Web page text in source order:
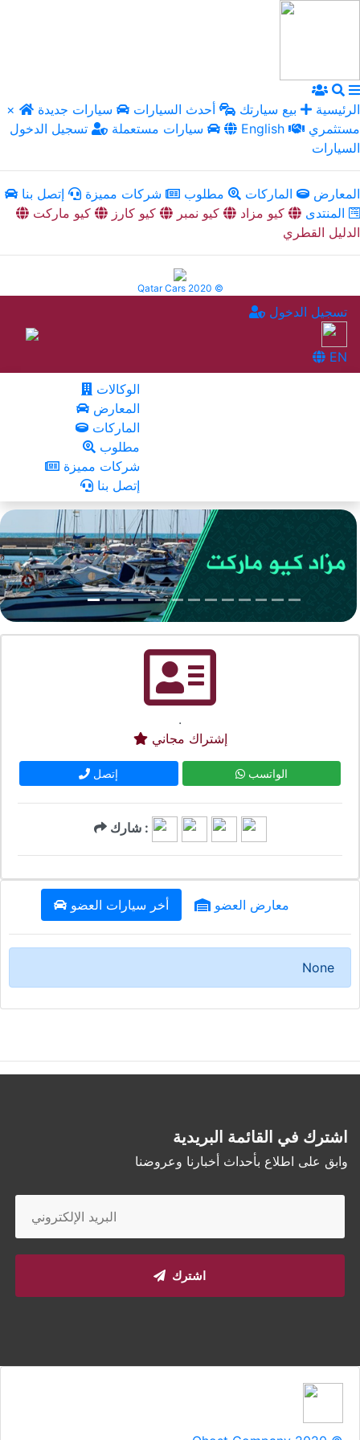
× الرئيسية بيع سيارتك أحدث السيارات
سيارات جديدة
سيارات مستعملة
تسجيل الدخول English
السيارات
المعارض الماركات مطلوب شركات مميزة
إتصل بنا
المنتدى
كيو مزاد كيو نمبر كيو كارز
كيو ماركت
الدليل القطري
Qatar Cars 2020 ©
تسجيل الدخول
EN
الوكالات
المعارض
الماركات
مطلوب
شركات مميزة
إتصل بنا
.
إشتراك مجاني
إتصل الواتسب
شارك :
أخر سيارات العضو معارض العضو
None
اشترك في القائمة البريدية
وابق على اطلاع بأحداث أخبارنا وعروضنا
اشترك